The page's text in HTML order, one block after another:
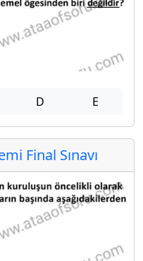
D E
Final Sınavı